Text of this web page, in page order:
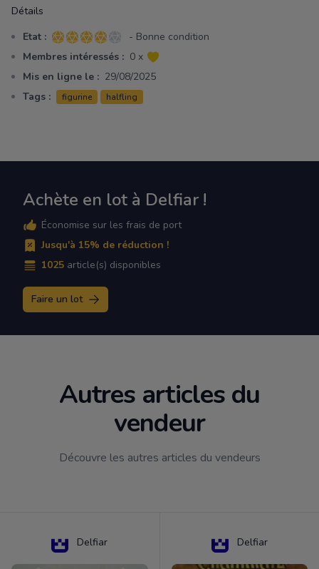
Détails
Etat : 4 sur 5 étoiles
- Bonne condition
Membres intéressés : 0 x
Mis en ligne le : 29/08/2025
Tags :
figurine halfling
Achète en lot à Delfiar !
Économise sur les frais de port
Jusqu'à 15% de réduction !
1025 article(s) disponibles
Faire un lot
Autres articles du
vendeur
Découvre les autres articles du vendeurs
Delfiar Delfiar